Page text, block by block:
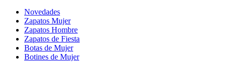
Novedades
Zapatos Mujer
Zapatos Hombre
Zapatos de Fiesta
Botas de Mujer
Botines de Mujer